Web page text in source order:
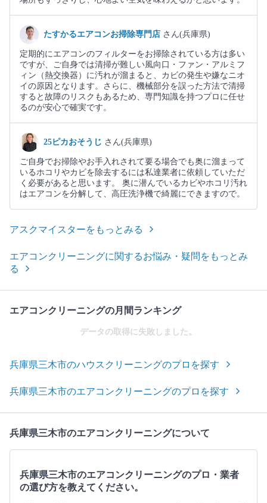
たすかるエアコンお掃除専門店 さん(兵庫県)
定期的にエアコンのフィルターをお掃除されている方は多い
ですが、ご自身では清掃が難しい風向口・ファン・アルミフ
ィン（熱交換器）に汚れが溜まると、カビの発生や嫌なニオ
イの原因となります。さらに、機械部分を誤った方法で清掃
すると故障のリスクもあるため、専門知識を持つプロに任せ
るのが安心で確実です。
25ピカおそうじ さん(兵庫県)
ご自身でお掃除やお手入れされて要る場合でも奥に溜まって
いるホコリやカビを除去するには私達業者に依頼していただ
く必要があると思います。 奥に潜んでいるカビやホコリ汚れ
はエアコンを分解して、高圧洗浄機で綺麗にできますので。
アスクマイスターをもっとみる
エアコンクリーニングに関するお悩み・疑問をもっとみ
る
エアコンクリーニングの月間ランキング
データの取得に失敗しました。
兵庫県三木市のハウスクリーニングのプロを探す
兵庫県三木市のエアコンクリーニングのプロを探す
兵庫県三木市のエアコンクリーニングについて
兵庫県三木市のエアコンクリーニングのプロ・業者
の選び方を教えてください。